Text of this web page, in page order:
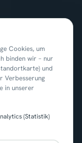
Cookies, um
binden wir – nur
und
Verbesserung
in unserer
(Statistik)